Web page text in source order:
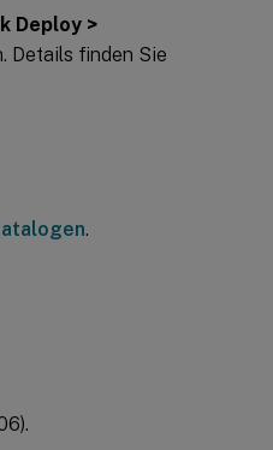
Deploy >
Details finden Sie
.